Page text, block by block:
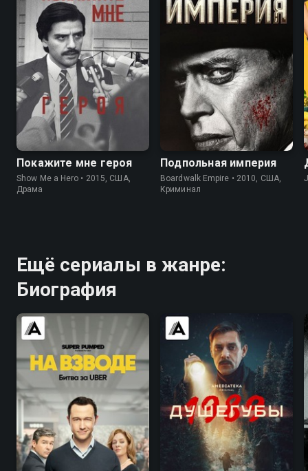
7.3 7.9
Покажите мне героя
Show Me a Hero • 2015, США,
Драма
8.6
Подпольная империя
Boardwalk Empire • 2010, США,
Криминал
Ещё сериалы в жанре:
Биография